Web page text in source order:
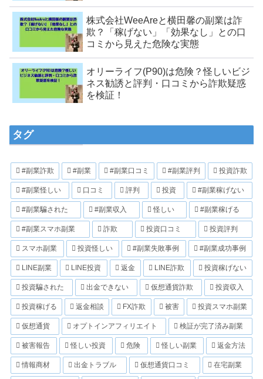
株式会社WeeAreと横田馨の副業は詐
欺？「稼げない」「効果なし」との口
コミから見えた危険な実態
オリーライフ(P90)は危険？怪しいビジ
ネス勧誘と評判・口コミから詐欺疑惑
を検証！
タグ
#副業詐欺 #副業 #副業口コミ #副業評判 投資詐欺
#副業怪しい 口コミ 評判 投資 #副業稼げない
#副業騙された #副業収入 怪しい #副業稼げる
#副業スマホ副業 詐欺 投資口コミ 投資評判
スマホ副業 投資怪しい #副業失敗事例 #副業成功事例
LINE副業 LINE投資 返金 LINE詐欺 投資稼げない
投資騙された 出金できない 仮想通貨詐欺 投資収入
投資稼げる 返金相談 FX詐欺 被害 投資スマホ副業
仮想通貨 オプトインアフィリエイト 検証が完了済み副業
被害報告 怪しい投資 危険 怪しい副業 返金方法
情報商材 出金トラブル 仮想通貨口コミ 在宅副業